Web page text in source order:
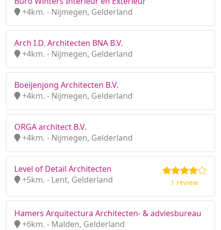
+4km. - Nijmegen, Gelderland
Arch I.D. Architecten BNA B.V.
+4km. - Nijmegen, Gelderland
Boeijenjong Architecten B.V.
+4km. - Nijmegen, Gelderland
ORGA architect B.V.
+4km. - Nijmegen, Gelderland
Level of Detail Architecten
+5km. - Lent, Gelderland
1 review
Hamers Arquitectura Architecten- & adviesbureau
+6km. - Malden, Gelderland